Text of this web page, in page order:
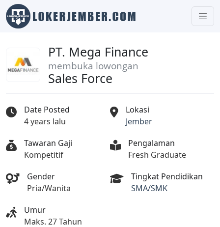
PT. Mega Finance
membuka lowongan
Sales Force
Date Posted
4 years lalu
Lokasi
Jember
Tawaran Gaji
Kompetitif
Pengalaman
Fresh Graduate
Gender
Pria/Wanita
Tingkat Pendidikan
SMA/SMK
Umur
Maks. 27 Tahun